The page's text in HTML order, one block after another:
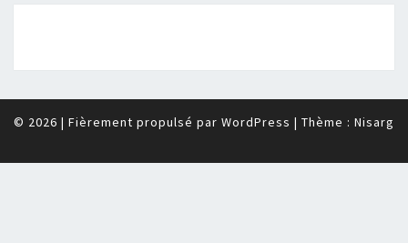
© 2026 | Fièrement propulsé par WordPress | Thème : Nisarg